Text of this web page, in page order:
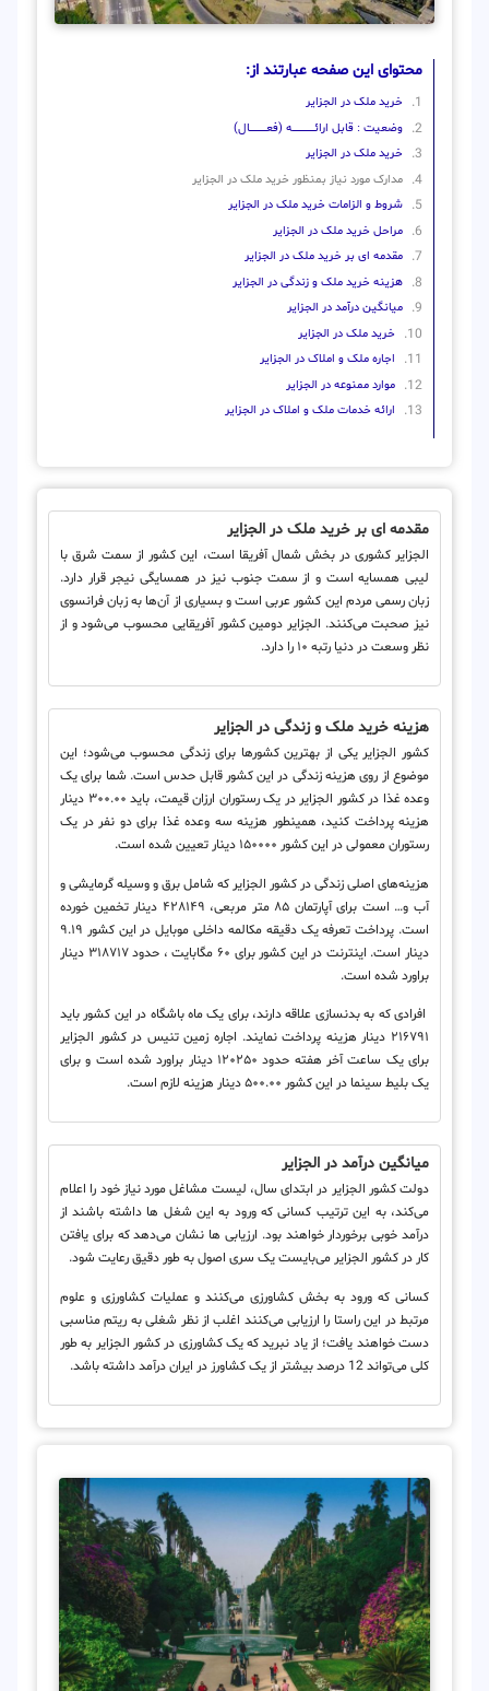
محتوای این صفحه عبارتند از:
خرید ملک در الجزایر
وضعیت : قابل ارائــــــــــــــــــــه (فعـــــــــــــــال)
خرید ملک در الجزایر
مدارک مورد نیاز بمنظور خرید ملک در الجزایر
شروط و الزامات خرید ملک در الجزایر
مراحل خرید ملک در الجزایر
مقدمه ای بر خرید ملک در الجزایر
هزینه خرید ملک و زندگی در الجزایر
میانگین درآمد در الجزایر
خرید ملک در الجزایر
اجاره ملک و املاک در الجزایر
موارد ممنوعه در الجزایر
ارائه خدمات ملک و املاک در الجزایر
مقدمه ای بر خرید ملک در الجزایر
الجزایر کشوری در بخش شمال آفریقا است، این کشور از سمت شرق با
لیبی همسایه است و از سمت جنوب نیز در همسایگی نیجر قرار دارد.
زبان رسمی مردم این کشور عربی است و بسیاری از آن‌ها به زبان فرانسوی
نیز صحبت می‌کنند. الجزایر دومین کشور آفریقایی محسوب می‌شود و از
نظر وسعت در دنیا رتبه ۱۰ را دارد.
هزینه خرید ملک و زندگی در الجزایر
کشور الجزایر یکی از بهترین کشورها برای زندگی محسوب می‌شود؛ این
موضوع از روی هزینه زندگی در این کشور قابل حدس است. شما برای یک
وعده غذا در کشور الجزایر در یک رستوران ارزان قیمت، باید ۳۰۰.۰۰ دینار
هزینه پرداخت کنید، همینطور هزینه سه وعده غذا برای دو نفر در یک
رستوران معمولی در این کشور ۱۵۰۰۰۰ دینار تعیین شده است.
هزینه‌های اصلی زندگی در کشور الجزایر که شامل برق و وسیله گرمایشی و
آب و… است برای آپارتمان ۸۵ متر مربعی، ۴۲۸۱۴۹ دینار تخمین خورده
است. پرداخت تعرفه یک دقیقه مکالمه داخلی موبایل در این کشور ۹.۱۹
دینار است. اینترنت در این کشور برای ۶۰ مگابایت ، حدود ۳۱۸۷۱۷ دینار
براورد شده است.
افرادی که به بدنسازی علاقه دارند، برای یک ماه باشگاه در این کشور باید
۲۱۶۷۹۱ دینار هزینه پرداخت نمایند. اجاره زمین تنیس در کشور الجزایر
برای یک ساعت آخر هفته حدود ۱۲۰۲۵۰ دینار براورد شده است و برای
یک بلیط سینما در این کشور ۵۰۰.۰۰ دینار هزینه لازم است.
میانگین درآمد در الجزایر
دولت کشور الجزایر در ابتدای سال، لیست مشاغل مورد نیاز خود را اعلام
می‌کند، به این ترتیب کسانی که ورود به این شغل ها داشته باشند از
درآمد خوبی برخوردار خواهند بود. ارزیابی ها نشان می‌دهد که برای یافتن
کار در کشور الجزایر می‌بایست یک سری اصول به طور دقیق رعایت شود.
کسانی که ورود به بخش کشاورزی می‌کنند و عملیات کشاورزی و علوم
مرتبط در این راستا را ارزیابی می‌کنند اغلب از نظر شغلی به ریتم مناسبی
دست خواهند یافت؛ از یاد نبرید که یک کشاورزی در کشور الجزایر به طور
کلی می‌تواند 12 درصد بیشتر از یک کشاورز در ایران درآمد داشته باشد.